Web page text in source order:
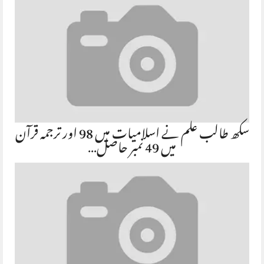
سکھ طالب علم نے اسلامیات میں 98 اور ترجمہ قرآن میں 49 نمبر حاصل…